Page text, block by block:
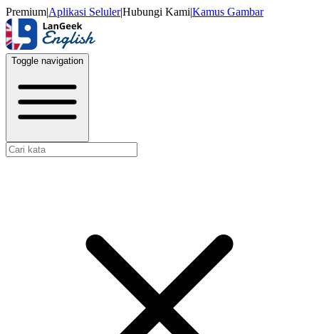
Premium|Aplikasi Seluler|Hubungi Kami|Kamus Gambar
Toggle navigation